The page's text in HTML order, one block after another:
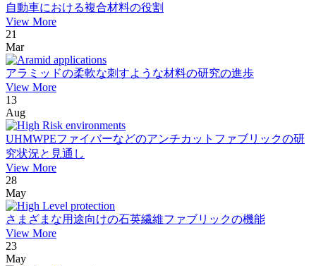
自動車における複合材料の役割
View More
21
Mar
アラミッドの柔軟な刺すような材料の研究の進歩
View More
13
Aug
UHMWPEファイバーなどのアンチカットファブリックの研
究状況と見通し
View More
28
May
さまざまな用途向けの石英繊維ファブリックの機能
View More
23
May